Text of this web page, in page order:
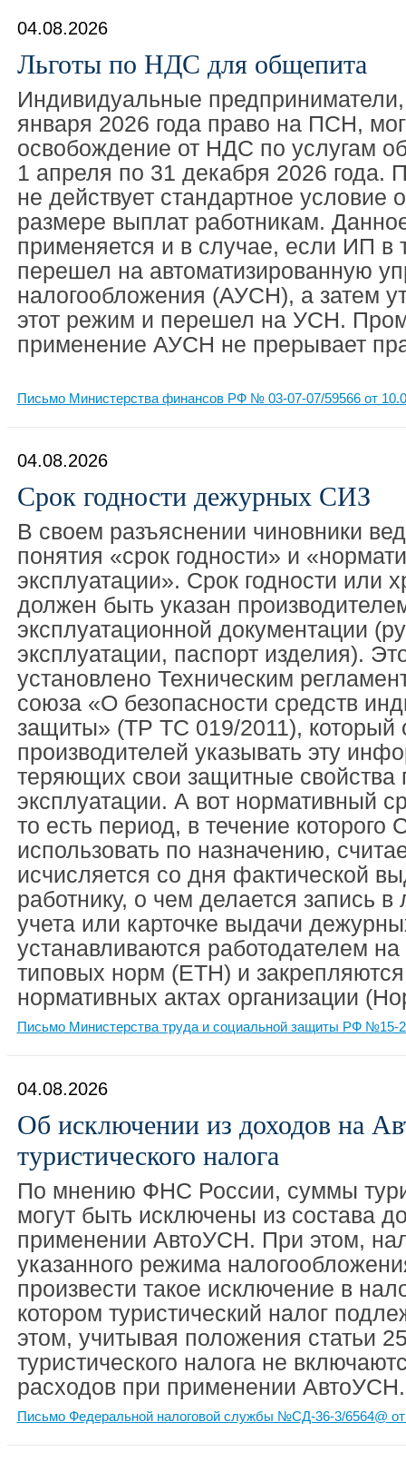
04.08.2026
Льготы по НДС для общепита
Индивидуальные
января 2026 года право на ПСН,
освобождение от НДС по услугам
1 апреля по 31 декабря 2026 года.
не действует стандартное условие
размере выплат работникам.
применяется и в случае, если ИП в
перешел на автоматизированную
налогообложения (АУСН), а затем
этот режим и перешел на УСН.
применение АУСН не прерывает
Письмо Министерства финансов РФ № 03-07-07/59566 от
04.08.2026
Срок годности дежурных СИЗ
В своем разъяснении чиновники
понятия «срок годности» и
эксплуатации». Срок годности или
должен быть указан
эксплуатационной документации
эксплуатации, паспорт изделия).
установлено Техническим
союза «О безопасности средств
защиты» (ТР ТС 019/2011), который
производителей указывать эту
теряющих свои защитные свойства
эксплуатации. А вот нормативный
то есть период, в течение
использовать по назначению,
исчисляется со дня фактической
работнику, о чем делается запись в
учета или карточке выдачи
устанавливаются работодателем
типовых норм (ЕТН) и
нормативных актах организации
Письмо Министерства труда и социальной защиты РФ №15-
04.08.2026
Об исключении из доходов на
туристического налога
По мнению ФНС России, суммы
могут быть исключены из состава
применении АвтоУСН. При этом,
указанного режима
произвести такое исключение в
котором туристический налог
этом, учитывая положения статьи
туристического налога не
расходов при применении АвтоУСН.
Письмо Федеральной налоговой службы №СД-36-3/6564@ от